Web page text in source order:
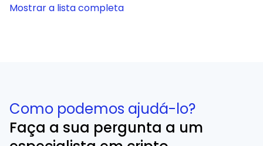
Mostrar a lista completa
Como podemos ajudá-lo?
Faça a sua pergunta a um